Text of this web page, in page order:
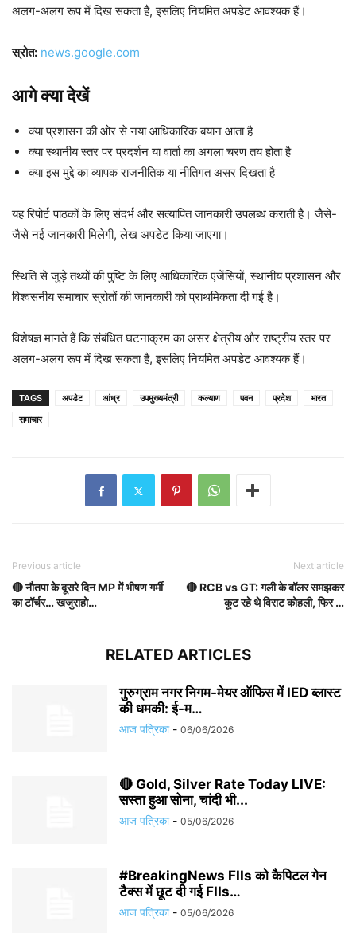
अलग-अलग रूप में दिख सकता है, इसलिए नियमित अपडेट आवश्यक हैं।
स्रोत: news.google.com
आगे क्या देखें
क्या प्रशासन की ओर से नया आधिकारिक बयान आता है
क्या स्थानीय स्तर पर प्रदर्शन या वार्ता का अगला चरण तय होता है
क्या इस मुद्दे का व्यापक राजनीतिक या नीतिगत असर दिखता है
यह रिपोर्ट पाठकों के लिए संदर्भ और सत्यापित जानकारी उपलब्ध कराती है। जैसे-
जैसे नई जानकारी मिलेगी, लेख अपडेट किया जाएगा।
स्थिति से जुड़े तथ्यों की पुष्टि के लिए आधिकारिक एजेंसियों, स्थानीय प्रशासन और
विश्वसनीय समाचार स्रोतों की जानकारी को प्राथमिकता दी गई है।
विशेषज्ञ मानते हैं कि संबंधित घटनाक्रम का असर क्षेत्रीय और राष्ट्रीय स्तर पर
अलग-अलग रूप में दिख सकता है, इसलिए नियमित अपडेट आवश्यक हैं।
TAGS अपडेट आंध्र उपमुख्यमंत्री कल्याण पवन प्रदेश
भारत
समाचार
Previous article
🔴 नौतपा के दूसरे दिन MP में भीषण गर्मी
का टॉर्चर… खजुराहो…
Next article
🔴 RCB vs GT: गली के बॉलर समझकर
कूट रहे थे विराट कोहली, फिर …
RELATED ARTICLES
गुरुग्राम नगर निगम-मेयर ऑफिस में IED ब्लास्ट
की धमकी: ई-म…
आज पत्रिका - 06/06/2026
🔴 Gold, Silver Rate Today LIVE:
सस्ता हुआ सोना, चांदी भी...
आज पत्रिका - 05/06/2026
#BreakingNews FIIs को कैपिटल गेन
टैक्स में छूट दी गई FIIs…
आज पत्रिका - 05/06/2026